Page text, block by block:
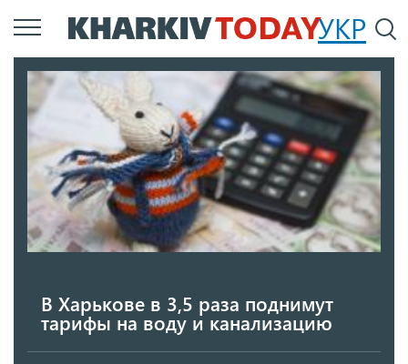
Перейти
к
содержанию
УКР
В Харькове в 3,5 раза поднимут
тарифы на воду и канализацию